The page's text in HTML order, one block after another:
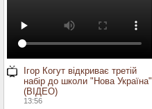
Ігор Когут відкриває третій
набір до школи "Нова Україна"
(ВІДЕО)
13:56